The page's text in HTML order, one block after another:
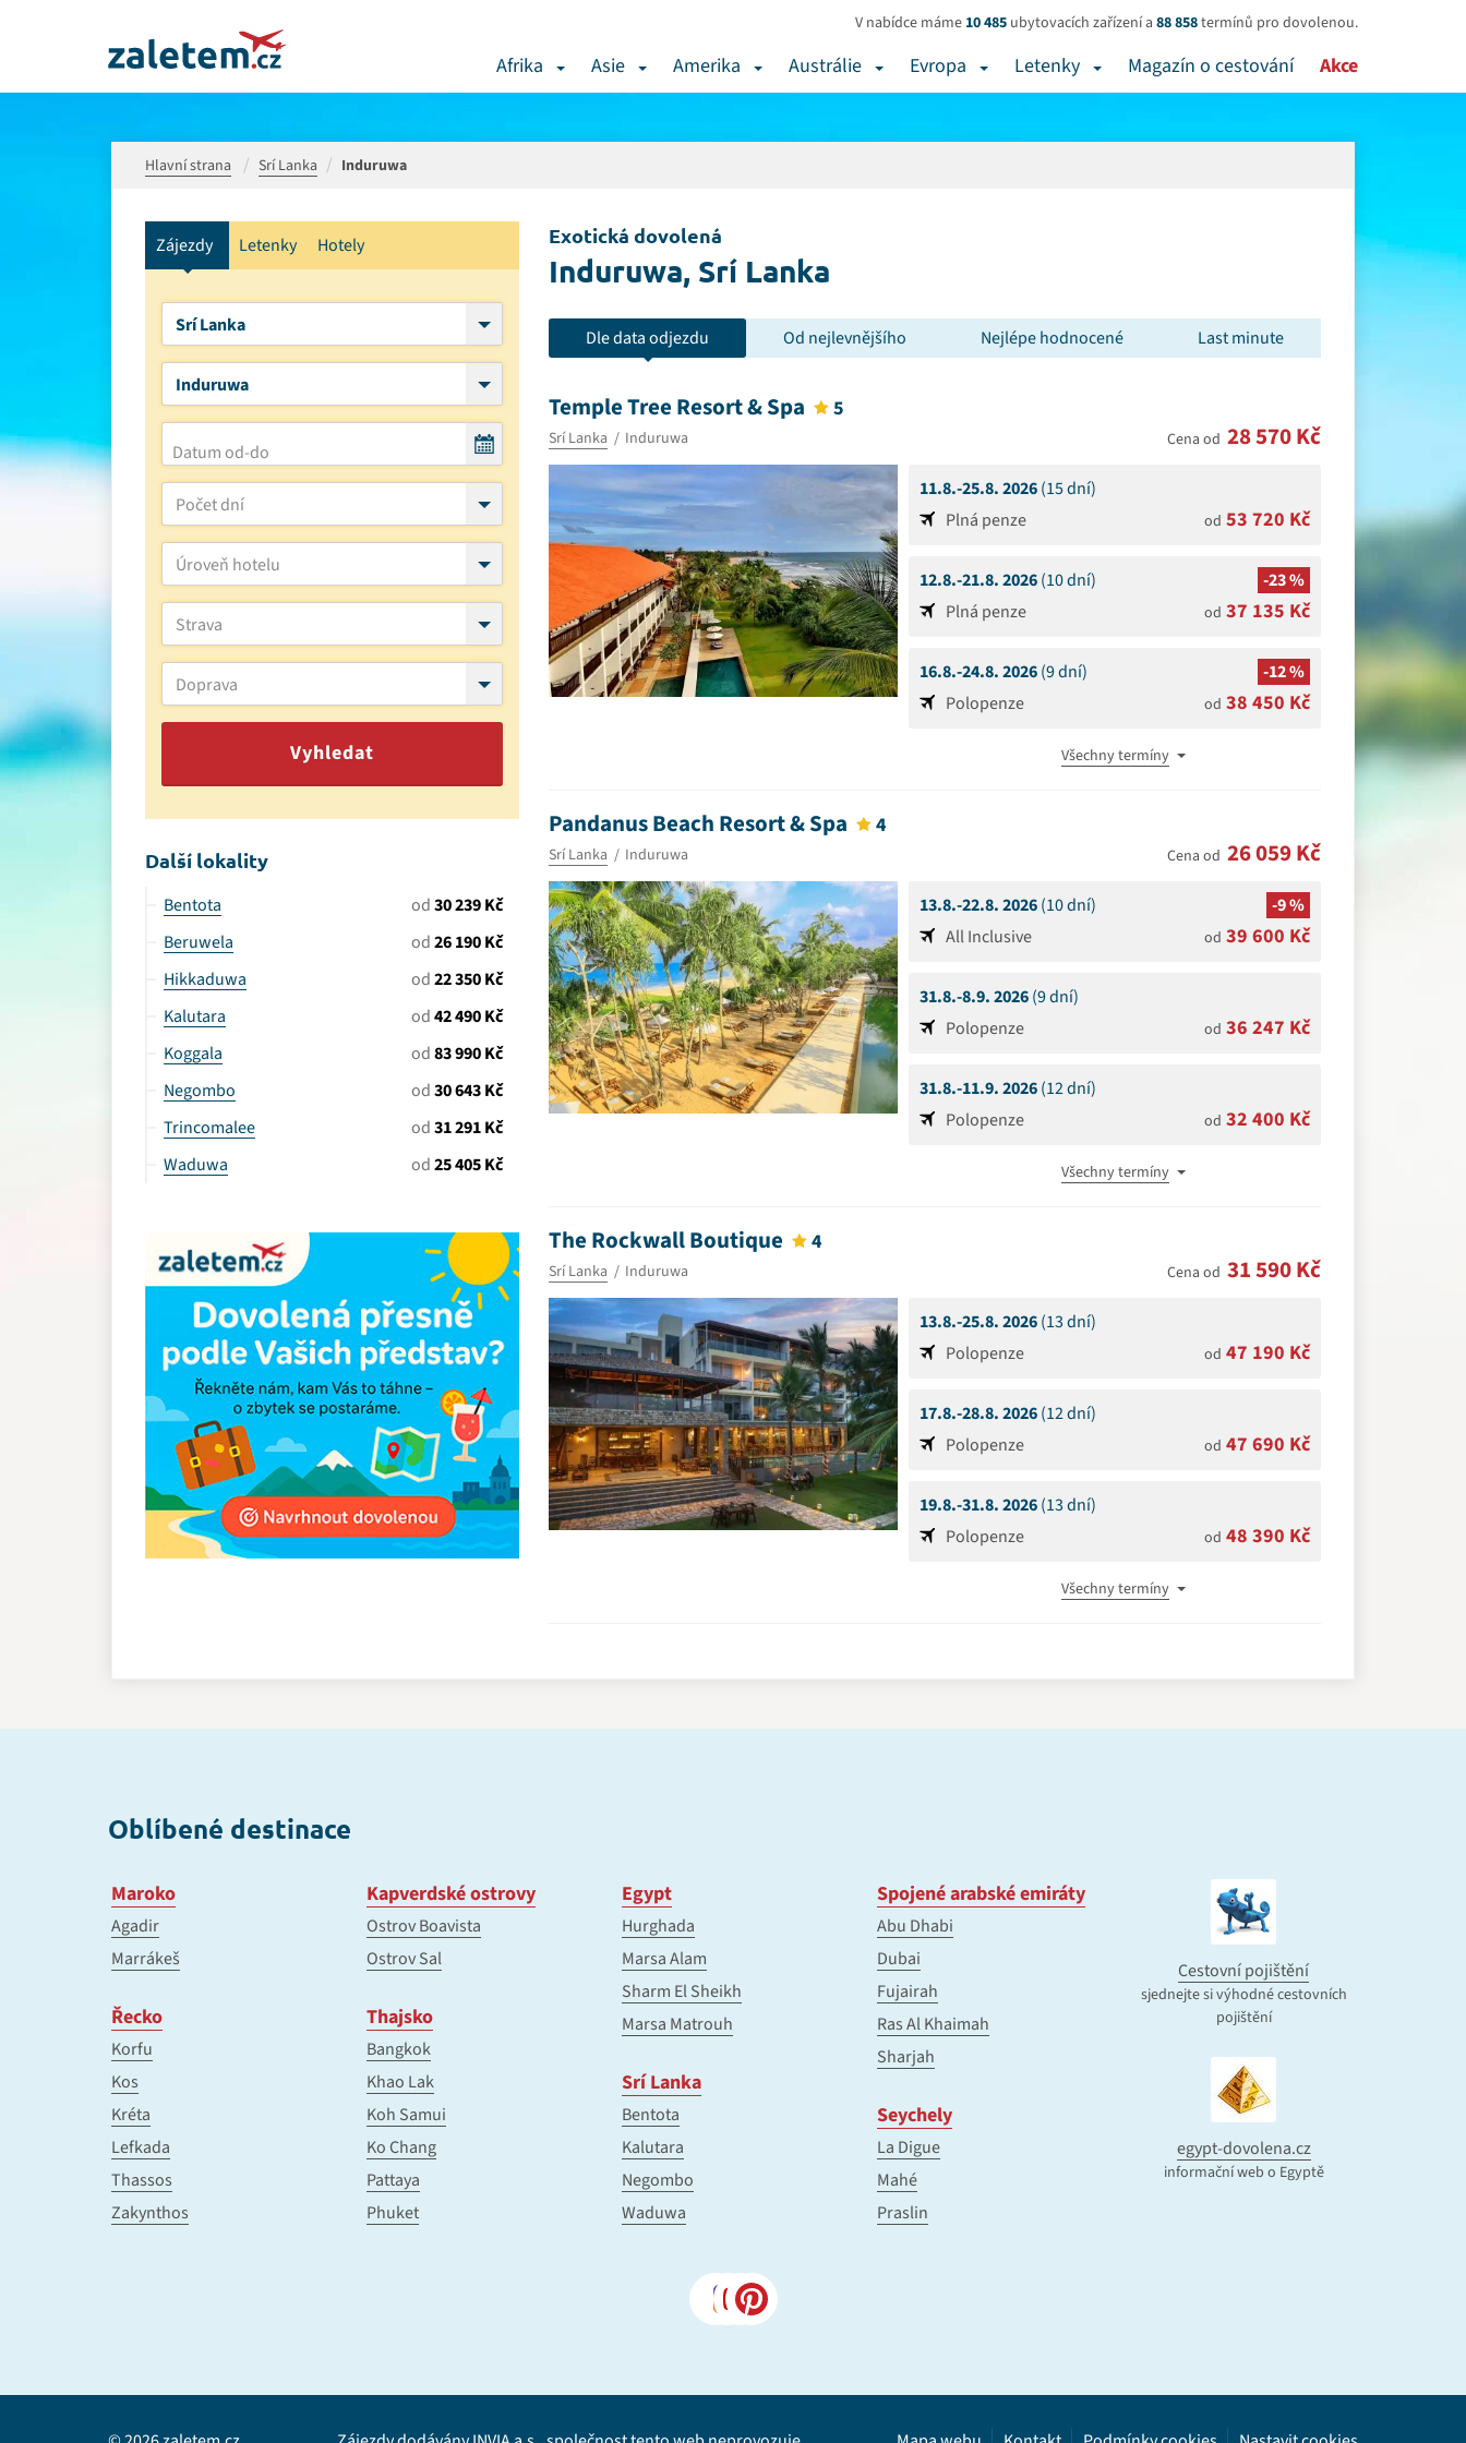
V nabídce máme 10 485 ubytovacích zařízení a 88 858termínů pro dovolenou.
Afrika Asie Amerika Austrálie Evropa Letenky Magazín o cestování Akce
Hlavní strana Srí Lanka Induruwa
Exotická dovolená
Induruwa, Srí Lanka
Dle data odjezdu Od nejlevnějšího Nejlépe hodnocené Last minute
Temple Tree Resort & Spa 5
Srí Lanka Induruwa Cena od 28 570 Kč
11.8.-25.8. 2026(15 dní)
Plná penze
od 53 720 Kč
12.8.-21.8. 2026(10 dní)
-23 %
Plná penze
od 37 135 Kč
16.8.-24.8. 2026(9 dní)
-12 %
Polopenze
od 38 450 Kč
Všechny termíny
Pandanus Beach Resort & Spa 4
Srí Lanka Induruwa Cena od 26 059 Kč
13.8.-22.8. 2026(10 dní)
-9 %
All Inclusive
od 39 600 Kč
31.8.-8.9. 2026(9 dní)
Polopenze
od 36 247 Kč
31.8.-11.9. 2026(12 dní)
Polopenze
od 32 400 Kč
Všechny termíny
The Rockwall Boutique 4
Srí Lanka Induruwa Cena od 31 590 Kč
13.8.-25.8. 2026(13 dní)
Polopenze
od 47 190 Kč
17.8.-28.8. 2026(12 dní)
Polopenze
od 47 690 Kč
19.8.-31.8. 2026(13 dní)
Polopenze
od 48 390 Kč
Všechny termíny
Zájezdy Letenky Hotely
Srí Lanka
Induruwa
Počet dní
Úroveň hotelu
Strava
Doprava
Vyhledat
Další lokality
Bentota od30 239 Kč
Beruwela
od26 190 Kč
Hikkaduwa
od22 350 Kč
Kalutara
od42 490 Kč
Koggala
od83 990 Kč
Negombo
od30 643 Kč
Trincomalee
od31 291 Kč
Waduwa
od25 405 Kč
Oblíbené destinace
Maroko
Agadir
Marrákeš
Řecko
Korfu
Kos
Kréta
Lefkada
Thassos
Zakynthos
Kapverdské ostrovy
Ostrov Boavista
Ostrov Sal
Thajsko
Bangkok
Khao Lak
Koh Samui
Ko Chang
Pattaya
Phuket
Egypt
Hurghada
Marsa Alam
Sharm El Sheikh
Marsa Matrouh
Srí Lanka
Bentota
Kalutara
Negombo
Waduwa
Spojené arabské emiráty
Abu Dhabi
Dubai
Fujairah
Ras Al Khaimah
Sharjah
Seychely
La Digue
Mahé
Praslin
Cestovní pojištění
sjednejte si výhodné cestovních
pojištění
egypt-dovolena.cz
informační web o Egyptě